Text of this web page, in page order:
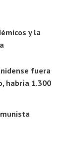
y la
fuera
habría 1.300